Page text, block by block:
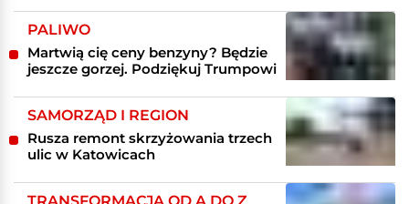
PALIWO
Martwią cię ceny benzyny? Będzie
jeszcze gorzej. Podziękuj Trumpowi
SAMORZĄD I REGION
Rusza remont skrzyżowania trzech
ulic w Katowicach